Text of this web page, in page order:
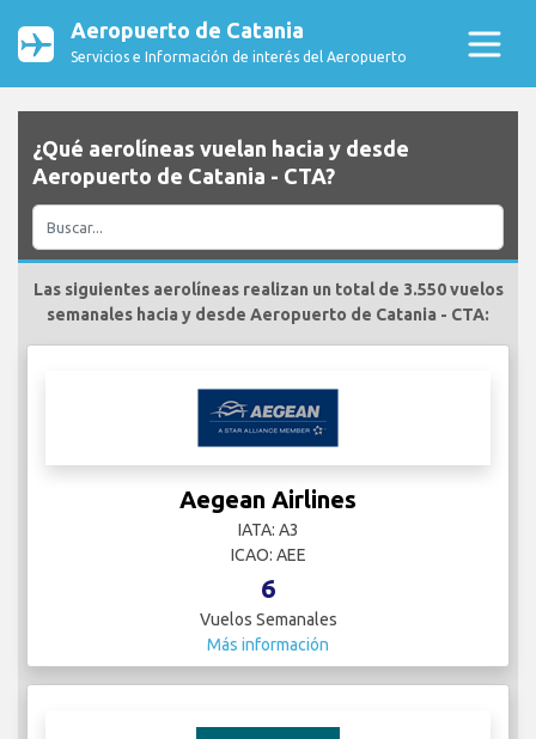
Aeropuerto de Catania
Servicios e Información de interés del Aeropuerto
¿Qué aerolíneas vuelan hacia y desde
Aeropuerto de Catania - CTA?
Las siguientes aerolíneas realizan un total de 3.550 vuelos
semanales hacia y desde Aeropuerto de Catania - CTA:
Aegean Airlines
IATA: A3
ICAO: AEE
6
Vuelos Semanales
Más información